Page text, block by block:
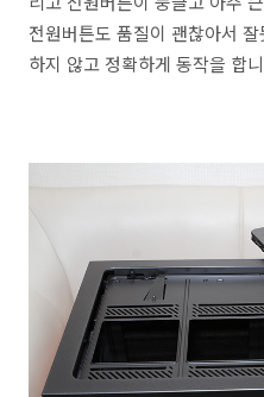
전원버튼도 품질이 괜찮아서
하지 않고 정확하게 동작을 합